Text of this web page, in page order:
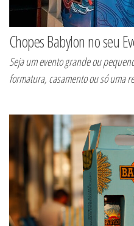
Chopes Babylon no seu
Seja um evento grande ou
formatura, casamento ou só uma